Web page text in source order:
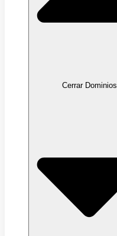
Cerrar Dominios